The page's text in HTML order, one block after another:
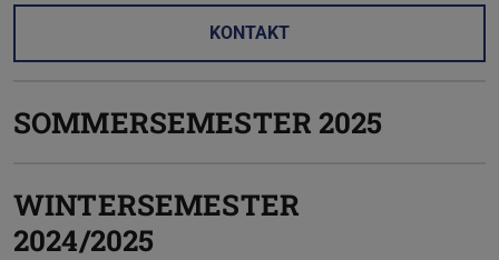
KONTAKT
SOMMERSEMESTER 2025
WINTERSEMESTER
2024/2025